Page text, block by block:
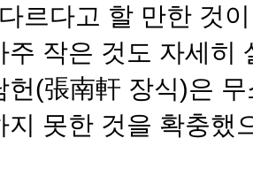
르다고 할 만한 것
주 작은 것도 자세히
헌(張南軒 장식)은
지 못한 것을 확충했